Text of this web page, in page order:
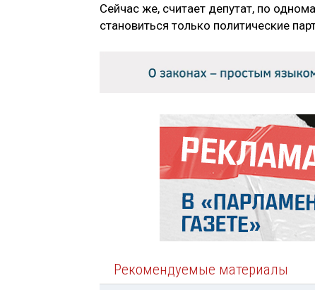
Сейчас же, считает депутат, по
становиться только политические
Рекомендуемые материалы